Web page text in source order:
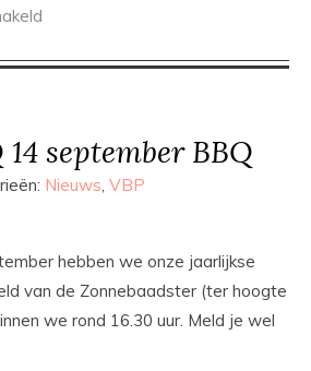
14 september BBQ
Nieuws VBP
hebben we onze jaarlijkse
van de Zonnebaadster (ter hoogte
we rond 16.30 uur. Meld je wel